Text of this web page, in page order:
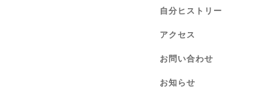
自分ヒストリー
アクセス
お問い合わせ
お知らせ